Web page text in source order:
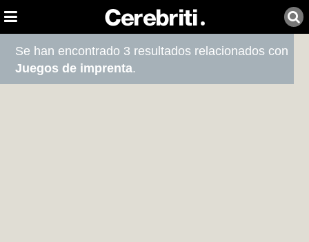
Se han encontrado 3 resultados relacionados con
Juegos de imprenta.